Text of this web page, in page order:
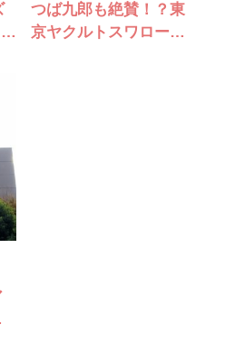
つば九郎も絶賛！？東
京ヤクルトスワローズ